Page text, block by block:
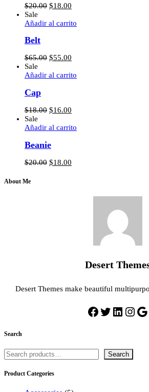
$20.00 El
original
$18.00
actual
Sale
Añadir al carrito
Belt
$65.00 El
original
$55.00
actual
Sale
Añadir al carrito
Cap
$18.00 El
original
$18.00.
$16.00
actual
Sale
Añadir al carrito
Beanie
$20.00 El
$18.00
$18.00.
About Me
Desert
Desert Themes make beautiful
Facebook
Twitter
Search
Buscar Search
Product Categories